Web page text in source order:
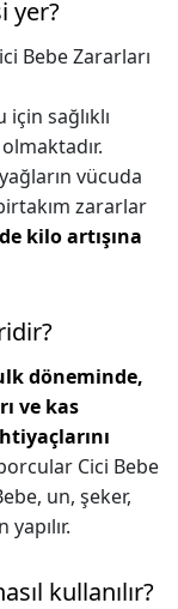
yer?
Bebe Zararları
sağlıklı
vücuda
zararlar
kilo artışına
döneminde,
ve kas
Cici Bebe
un, şeker,
kullanılır?